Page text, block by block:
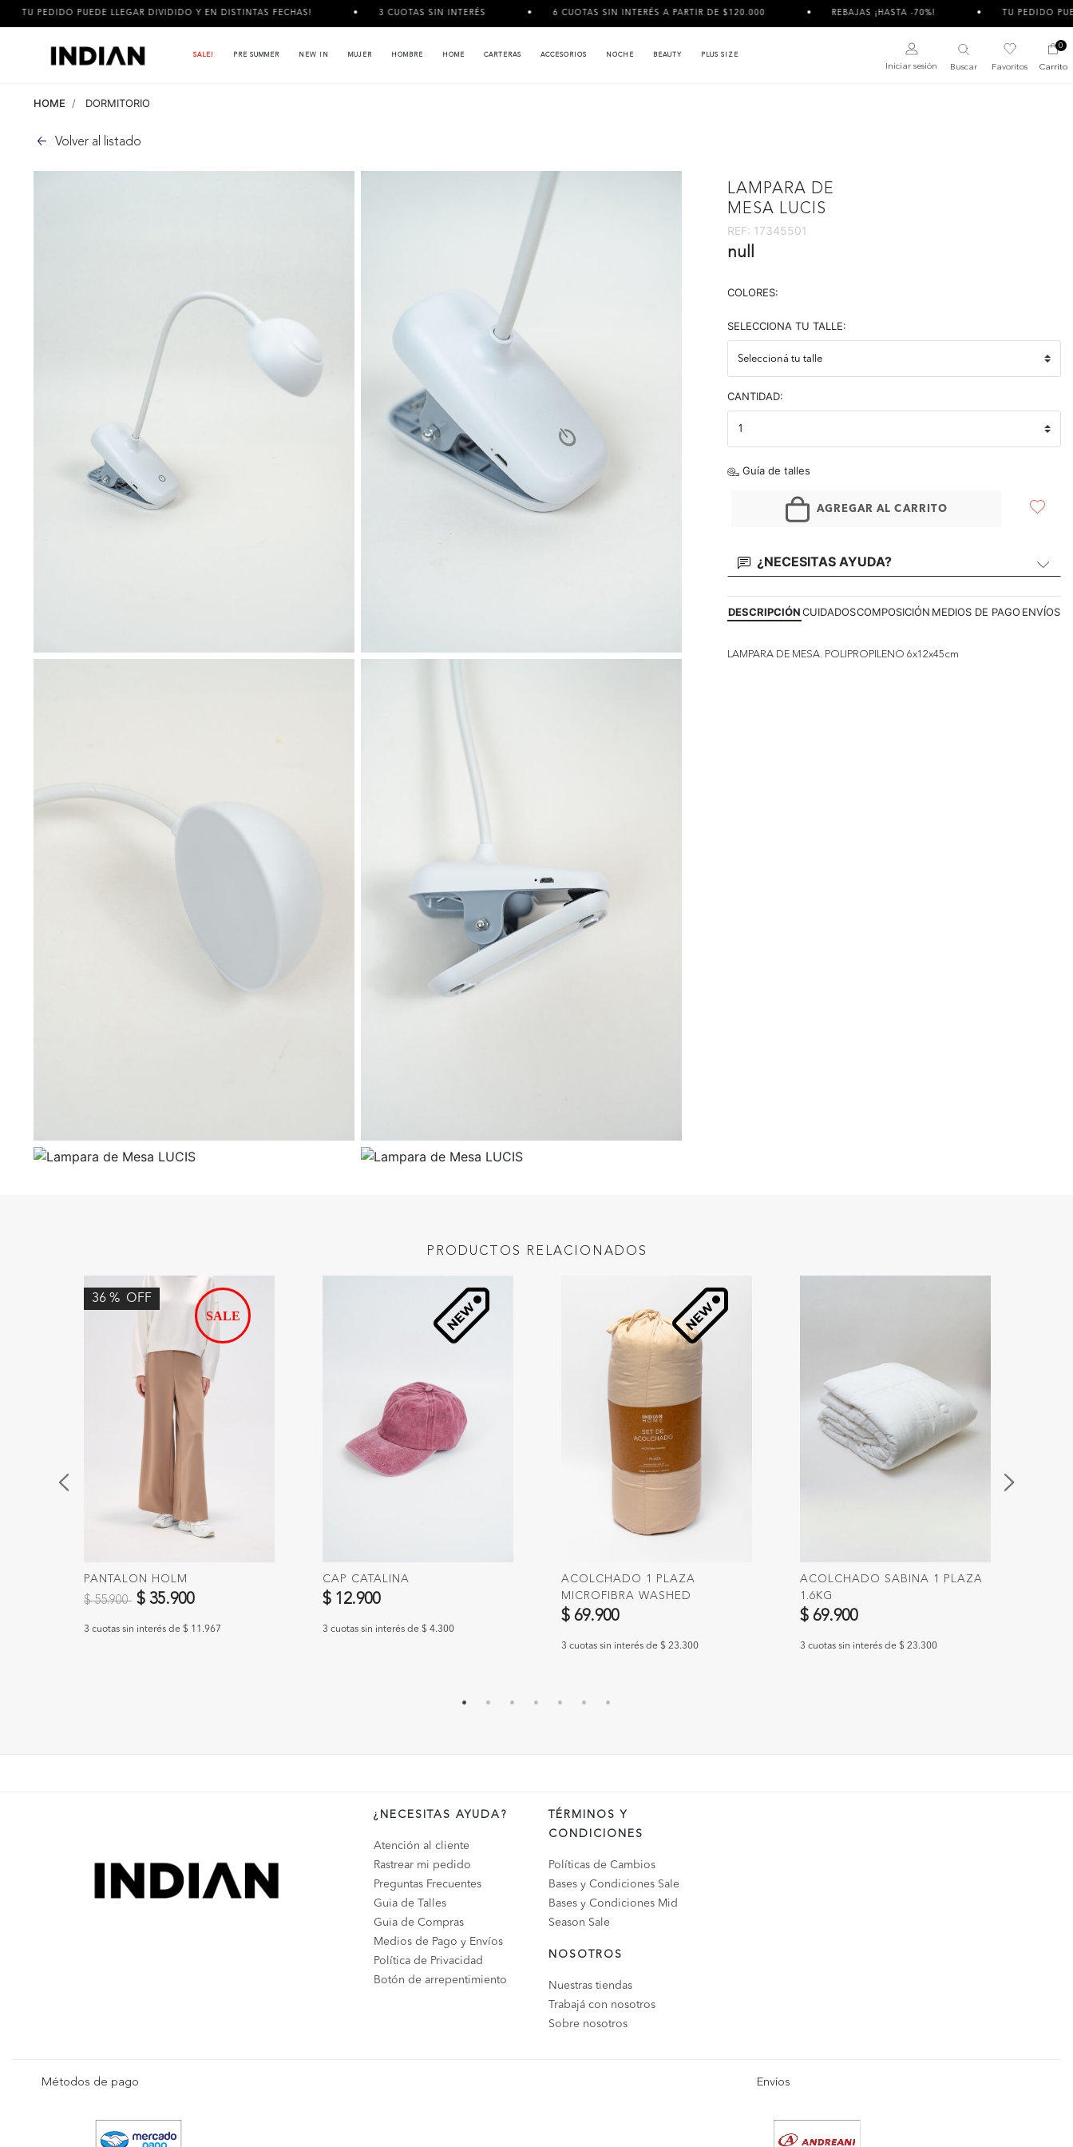
PUEDE LLEGAR DIVIDIDO Y EN DISTINTAS FECHAS! 3 CUOTAS SIN INTERÉS 6 CUOTAS SIN INTERÉS A PARTIR DE $120.000 REBAJAS ¡HASTA -70%! TU PEDIDO PUEDE
SALE! PRE SUMMER NEW IN MUJER HOMBRE HOME CARTERAS ACCESORIOS NOCHE BEAUTY PLUS SIZE
Iniciar sesión Buscar Favoritos
0
Carrito
HOME DORMITORIO
Volver al listado
LAMPARA DE
MESA LUCIS
REF: 17345501
null
COLORES:
SELECCIONA TU TALLE:
CANTIDAD:
Guía de talles
AGREGAR AL CARRITO
¿NECESITAS AYUDA?
DESCRIPCIÓNCUIDADOSCOMPOSICIÓN MEDIOS DE PAGO ENVÍOS
LAMPARA DE MESA. POLIPROPILENO 6x12x45cm
PRODUCTOS RELACIONADOS
36 % OFF
PANTALON HOLM
Precio reducido de
$ 55.900 a$ 35.900
3 cuotas sin interés de $ 11.967
CAP CATALINA
$ 12.900
3 cuotas sin interés de $ 4.300
ACOLCHADO 1 PLAZA
MICROFIBRA WASHED
$ 69.900
3 cuotas sin interés de $ 23.300
ACOLCHADO SABINA 1 PLAZA
1.6KG
$ 69.900
3 cuotas sin interés de $ 23.300
¿NECESITAS AYUDA?
Atención al cliente
Rastrear mi pedido
Preguntas Frecuentes
Guia de Talles
Guia de Compras
Medios de Pago y Envíos
Política de Privacidad
Botón de arrepentimiento
TÉRMINOS Y
CONDICIONES
Políticas de Cambios
Bases y Condiciones Sale
Bases y Condiciones Mid
Season Sale
NOSOTROS
Nuestras tiendas
Trabajá con nosotros
Sobre nosotros
Métodos de pago Envíos